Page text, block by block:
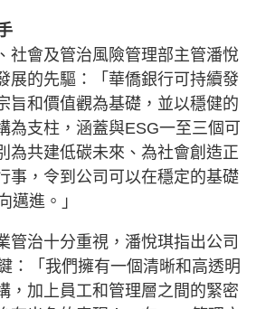
社會及管治風險管理部主管潘悅
展的先驅：「華僑銀行可持續發
旨和價值觀為基礎，並以穩健的
為支柱，涵蓋與ESG一至三個可
為共建低碳未來、為社會創造正
事，令到公司可以在穩定的基礎
邁進。」
管治十分重視，潘悅琪指出公司
：「我們擁有一個清晰和高透明
，加上員工和管理層之間的緊密